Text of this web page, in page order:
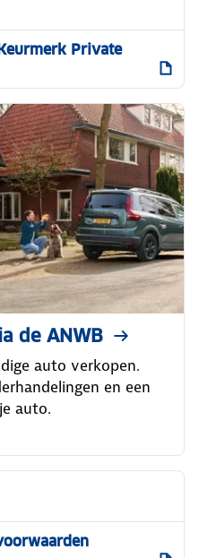
Private
de ANWB
auto verkopen.
en een
auto.